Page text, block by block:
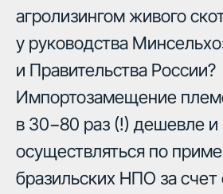
агролизингом живого
у руководства
и Правительства России?
Импортозамещение
в 30−80 раз (!) дешевле
осуществляться по
бразильских НПО за